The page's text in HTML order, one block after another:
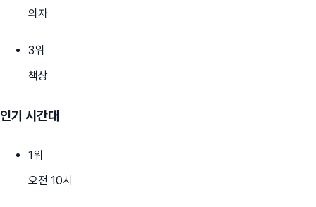
의자
3위
책상
인기 시간대
1위
오전 10시